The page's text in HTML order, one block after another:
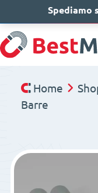
Home
Barre
Spediamo